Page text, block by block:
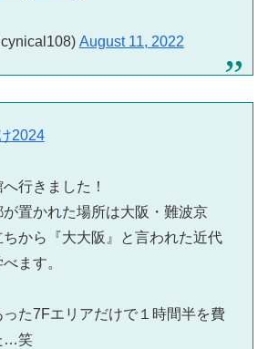
August 11, 2022
2024
行きました！
が置かれた場所は大阪・難波京
から『大大阪』と言われた近代
ます。
た7Fエリアだけで１時間半を費
…笑